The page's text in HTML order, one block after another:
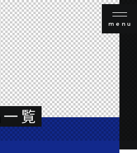
menu
覧